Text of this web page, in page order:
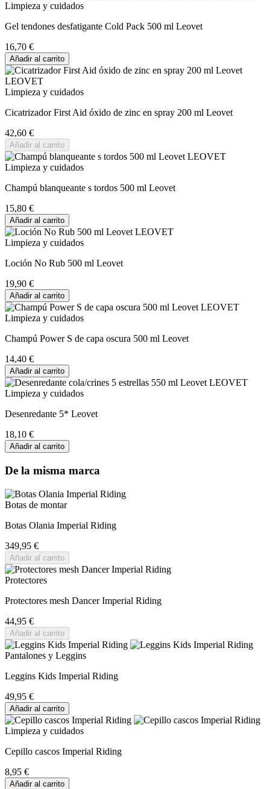
Limpieza y cuidados
Gel tendones desfatigante Cold Pack 500 ml Leovet
16,70 €
Añadir al carrito
Limpieza y cuidados
Cicatrizador First Aid óxido de zinc en spray 200 ml Leovet
42,60 €
Añadir al carrito
Limpieza y cuidados
Champú blanqueante s tordos 500 ml Leovet
15,80 €
Añadir al carrito
Limpieza y cuidados
Loción No Rub 500 ml Leovet
19,90 €
Añadir al carrito
Limpieza y cuidados
Champú Power S de capa oscura 500 ml Leovet
14,40 €
Añadir al carrito
Limpieza y cuidados
Desenredante 5* Leovet
18,10 €
Añadir al carrito
De la misma marca
Botas de montar
Botas Olania Imperial Riding
349,95 €
Añadir al carrito
Protectores
Protectores mesh Dancer Imperial Riding
44,95 €
Añadir al carrito
Pantalones y Leggins
Leggins Kids Imperial Riding
49,95 €
Añadir al carrito
Limpieza y cuidados
Cepillo cascos Imperial Riding
8,95 €
Añadir al carrito